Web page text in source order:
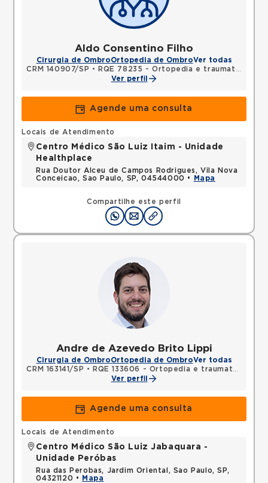
Aldo Consentino Filho
Cirurgia de OmbroOrtopedia de OmbroVer todas
CRM 140907/SP • RQE 78235 - Ortopedia e traumatologia
Ver perfil
Agende uma consulta
Compartilhe este perfil
Locais de Atendimento
Centro Médico São Luiz Itaim - Unidade
Healthplace
Rua Doutor Alceu de Campos Rodrigues, Vila Nova
Conceicao, Sao Paulo, SP, 04544000 •
Mapa
Andre de Azevedo Brito Lippi
Cirurgia de OmbroOrtopedia de OmbroVer todas
CRM 163141/SP •
RQE 133606 - Ortopedia e traumatologia
Ver perfil
Agende uma consulta
Locais de Atendimento
Centro Médico São Luiz Jabaquara -
Unidade Peróbas
Rua das Perobas, Jardim Oriental, Sao Paulo, SP,
04321120 •
Mapa